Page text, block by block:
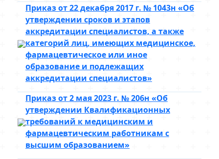
Приказ от 22 декабря 2017 г. № 1043н «Об
утверждении сроков и этапов
аккредитации специалистов, а также
категорий лиц, имеющих медицинское,
фармацевтическое или иное
образование и подлежащих
аккредитации специалистов»
Приказ от 2 мая 2023 г. № 206н «Об
утверждении Квалификационных
требований к медицинским и
фармацевтическим работникам с
высшим образованием»